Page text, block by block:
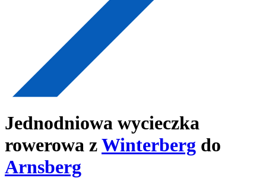
Jednodniowa wycieczka
rowerowa zWinterberg do
Arnsberg